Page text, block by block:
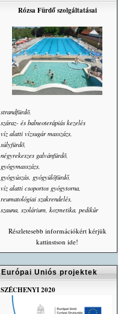
Rózsa Fürdő szolgáltatásai
strandfürdõ,
száraz- és balneoterápiás kezelés
víz alatti vízsugár masszázs,
súlyfürdõ,
négyrekeszes galvánfürdõ,
gyógymasszázs,
gyógyúszás, gyógyülõfürdő,
víz alatti csoportos gyógytorna,
reumatológiai szakrendelés,
szauna, szolárium, kozmetika, pedikûr
Részletesebb információkért kérjük
kattinstson ide!
Európai Uniós projektek
SZÉCHENYI 2020